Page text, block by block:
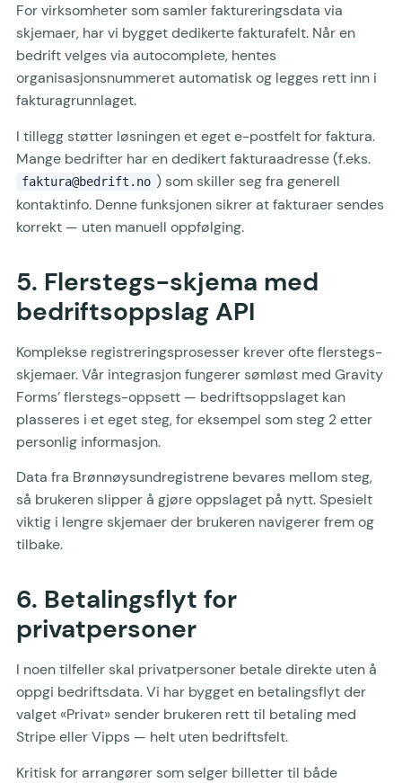
For virksomheter som samler faktureringsdata via
skjemaer, har vi bygget dedikerte fakturafelt. Når en
bedrift velges via autocomplete, hentes
organisasjonsnummeret automatisk og legges rett inn i
fakturagrunnlaget.
I tillegg støtter løsningen et eget e-postfelt for faktura.
Mange bedrifter har en dedikert fakturaadresse (f.eks.
faktura@bedrift.no ) som skiller seg fra generell
kontaktinfo. Denne funksjonen sikrer at fakturaer sendes
korrekt — uten manuell oppfølging.
5. Flerstegs-skjema med
bedriftsoppslag API
Komplekse registreringsprosesser krever ofte flerstegs-
skjemaer. Vår integrasjon fungerer sømløst med Gravity
Forms’ flerstegs-oppsett — bedriftsoppslaget kan
plasseres i et eget steg, for eksempel som steg 2 etter
personlig informasjon.
Data fra Brønnøysundregistrene bevares mellom steg,
så brukeren slipper å gjøre oppslaget på nytt. Spesielt
viktig i lengre skjemaer der brukeren navigerer frem og
tilbake.
6. Betalingsflyt for
privatpersoner
I noen tilfeller skal privatpersoner betale direkte uten å
oppgi bedriftsdata. Vi har bygget en betalingsflyt der
valget «Privat» sender brukeren rett til betaling med
Stripe eller Vipps — helt uten bedriftsfelt.
Kritisk for arrangører som selger billetter til både